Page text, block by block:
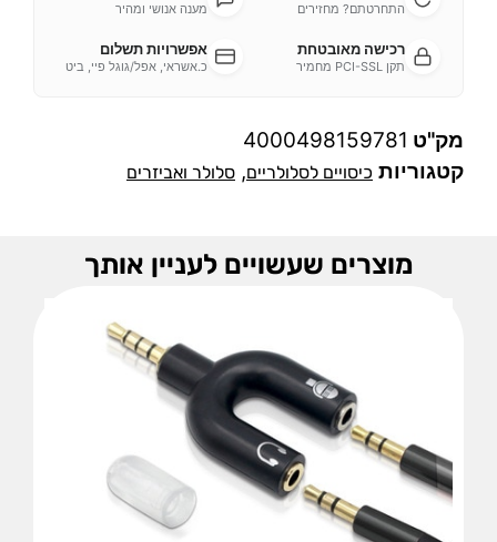
התחרטתם? מחזירים מענה אנושי ומהיר
רכישה מאובטחת
תקן PCI-SSL מחמיר
אפשרויות תשלום
כ.אשראי, אפל/גוגל פיי, ביט
מק"ט 4000498159781
קטגוריות כיסויים לסלולריים, סלולר ואביזרים
מוצרים שעשויים לעניין אותך